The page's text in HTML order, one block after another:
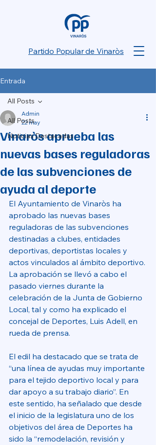
Partido Popular de Vinaròs
Entrada
All Posts
Noticias Destacadas
All Posts
Vinaròs aprueba las
nuevas bases reguladoras
de las subvenciones de
ayuda al deporte
Admin
22 may
El Ayuntamiento de Vinaròs ha
aprobado las nuevas bases
reguladoras de las subvenciones
destinadas a clubes, entidades
deportivas, deportistas locales y
actos vinculados al ámbito deportivo.
La aprobación se llevó a cabo el
pasado viernes durante la
celebración de la Junta de Gobierno
Local, tal y como ha explicado el
concejal de Deportes, Luis Adell, en
rueda de prensa.
El edil ha destacado que se trata de
“una línea de ayudas muy importante
para el tejido deportivo local y para
dar apoyo a su trabajo diario”. En
este sentido, ha señalado que desde
el inicio de la legislatura uno de los
objetivos del área de Deportes ha
sido la “remodelación, revisión y